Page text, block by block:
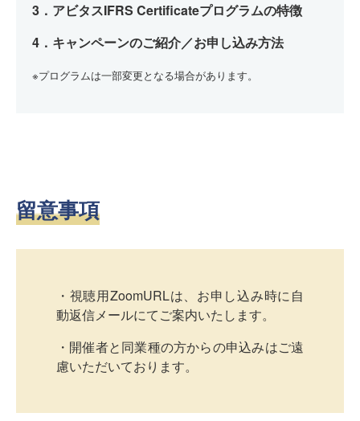
3．アビタスIFRS Certificateプログラムの特徴
4．キャンペーンのご紹介／お申し込み方法
※プログラムは一部変更となる場合があります。
留意事項
・視聴用ZoomURLは、お申し込み時に自
動返信メールにてご案内いたします。
・開催者と同業種の方からの申込みはご遠
慮いただいております。